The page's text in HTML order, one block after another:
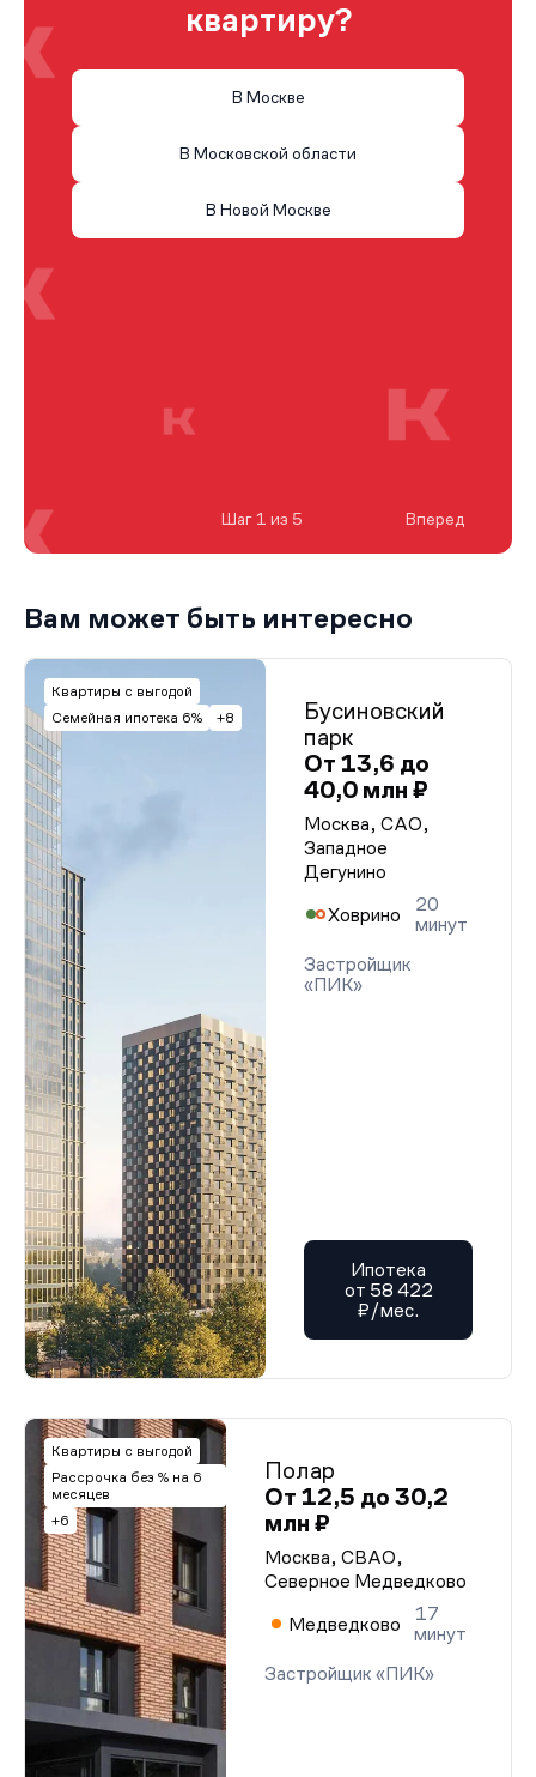
квартиру?
В Москве
В Московской области
В Новой Москве
Шаг 1 из 5 Вперед
Вам может быть интересно
Квартиры с выгодой
Семейная ипотека 6%
+8
Бусиновский
парк
От 13,6 до
40,0 млн ₽
Москва, САО,
Западное
Дегунино
Ховрино
20
минут
Застройщик
«ПИК»
Ипотека
от 58 422
₽/мес.
Квартиры с выгодой
Рассрочка без % на 6
месяцев
+6
Полар
От 12,5 до 30,2
млн ₽
Москва, СВАО,
Северное Медведково
Медведково
17
минут
Застройщик «ПИК»